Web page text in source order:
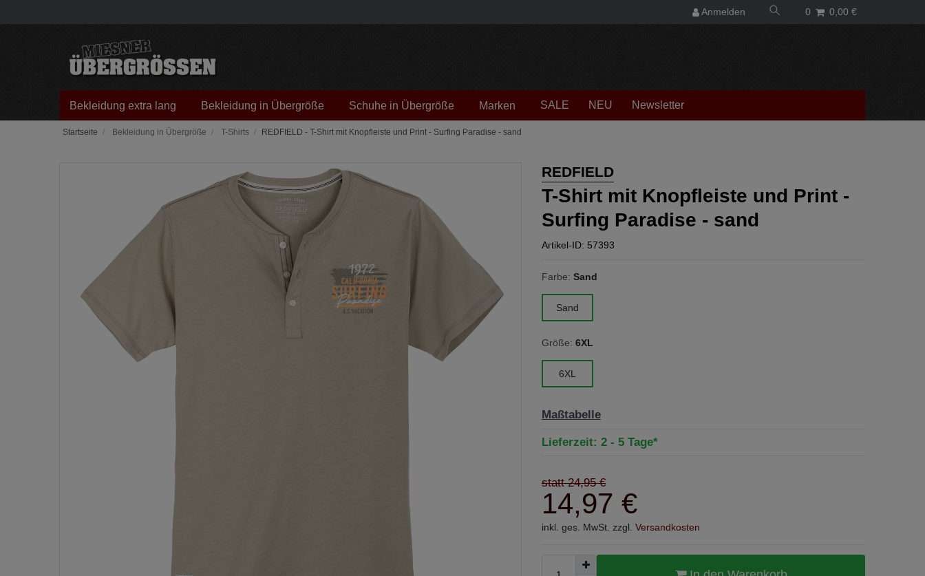
Anmelden 0 0,00 €
Bekleidung extra lang Bekleidung in Übergröße Schuhe in Übergröße Marken SALE NEU Newsletter
Bekleidung in Übergröße T-Shirts REDFIELD - T-Shirt mit Knopfleiste und Print - Surfing Paradise - sand
REDFIELD
T-Shirt mit Knopfleiste und Print -
Surfing Paradise - sand
Artikel-ID: 57393
Farbe: Sand
Sand
Größe: 6XL
6XL
Maßtabelle
Lieferzeit: 2 - 5 Tage*
statt 24,95 €
14,97 €
inkl. ges. MwSt. zzgl. Versandkosten